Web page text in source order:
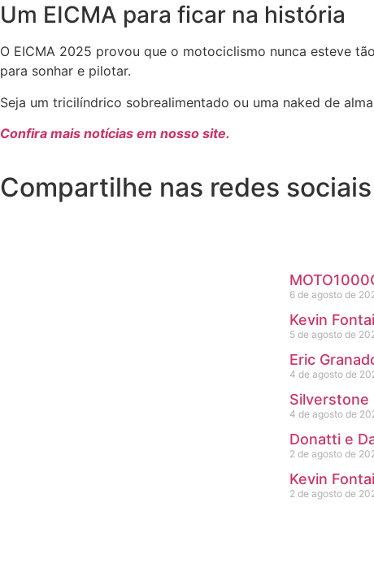
Um EICMA para ficar na história
O EICMA 2025 provou que o motociclismo nunca esteve
para sonhar e pilotar.
Seja um tricilíndrico sobrealimentado ou uma naked de
Confira mais notícias em nosso site.
Compartilhe nas redes sociais
6 de agosto de
Kevin
5 de agosto de
Eric
4 de agosto de
Silverstone
4 de agosto de
Donatti e
2 de agosto de
Kevin
2 de agosto de